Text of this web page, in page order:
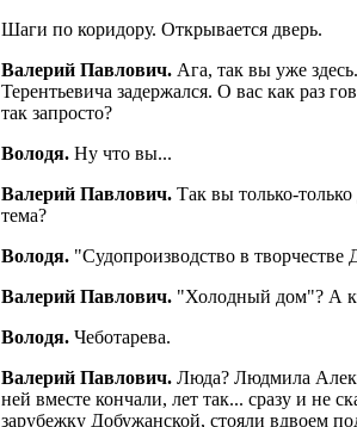
Шаги по коридору. Открывается дверь.
Валерий Павлович. Ага, так вы уже
Терентьевича задержался. О вас как раз
так запросто?
Володя. Ну что вы...
Валерий Павлович. Так вы только-
тема?
Володя. "Судопроизводство в творчестве
Валерий Павлович. "Холодный дом"? А
Володя. Чеботарева.
Валерий Павлович. Люда? Людмила
ней вместе кончали, лет так... сразу и не
зарубежку Добужанской, стояли вдвоем